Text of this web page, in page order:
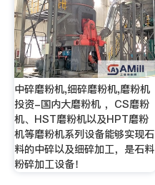
中碎磨粉机,细碎磨粉机,磨粉机
投资-国内大磨粉机 ，CS磨粉
机、HST磨粉机以及HPT磨粉
机等磨粉机系列设备能够实现石
料的中碎以及细碎加工，是石料
粉碎加工设备！